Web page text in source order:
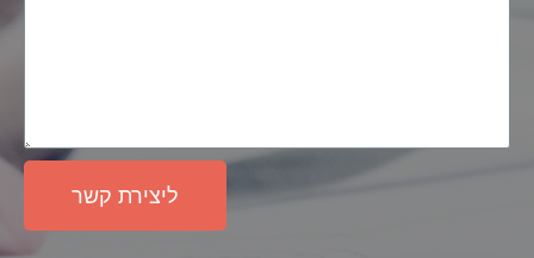
ליצירת קשר